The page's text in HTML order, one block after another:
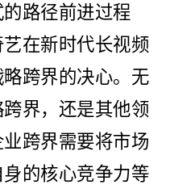
路径前进过程
在新时代长视频
跨界的决心。无
界，还是其他领
跨界需要将市场
的核心竞争力等